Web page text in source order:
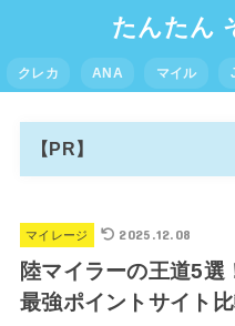
たんたん
クレカ ANA マイル
【PR】
マイレージ 2025.12.08
陸マイラーの王道5
最強ポイントサイト